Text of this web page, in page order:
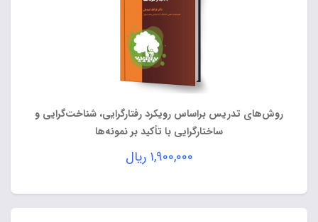
روش‌های تدریس براساس رویکرد رفتارگرایی، شناخت‌گرایی و
ساختارگرایی با تأکید بر نمونه‌ها
۱,۹۰۰,۰۰۰ ریال